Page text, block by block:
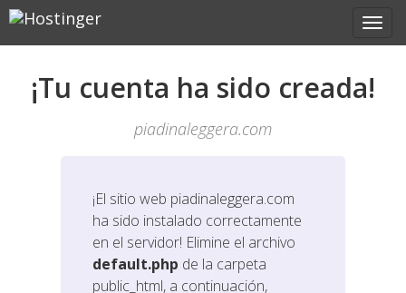
¡Tu cuenta ha sido creada!
piadinaleggera.com
¡El sitio web piadinaleggera.com
ha sido instalado correctamente
en el servidor! Elimine el archivo
default.php de la carpeta
public_html, a continuación,